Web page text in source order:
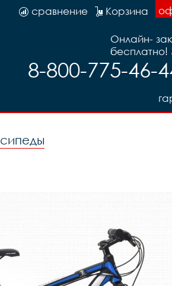
Корзина
сравнение
Онлайн-
бесплатно!
8-800-775-46-